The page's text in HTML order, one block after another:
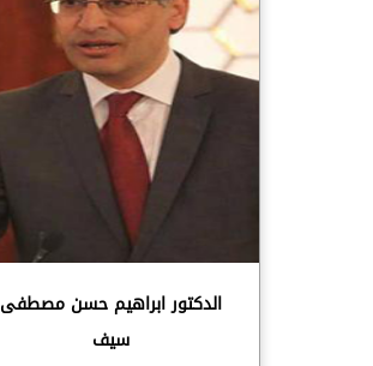
الدكتور ابراهيم حسن مصطفى
سيف